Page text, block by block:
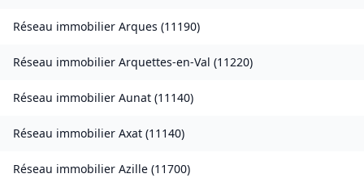
Réseau immobilier Arques (11190)
Réseau immobilier Arquettes-en-Val (11220)
Réseau immobilier Aunat (11140)
Réseau immobilier Axat (11140)
Réseau immobilier Azille (11700)